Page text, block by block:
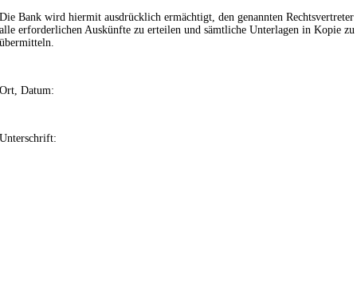
Die Bank wird hiermit ausdrücklich ermächtigt, den genannten Rechtsvertreter
alle erforderlichen Auskünfte zu erteilen und sämtliche Unterlagen in Kopie zu
übermitteln.
Ort, Datum:
Unterschrift: